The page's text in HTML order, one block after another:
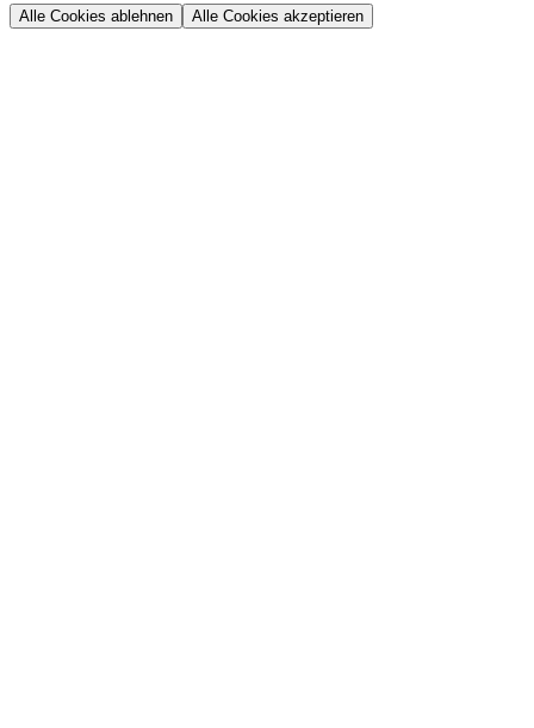
Alle Cookies ablehnen Alle Cookies akzeptieren